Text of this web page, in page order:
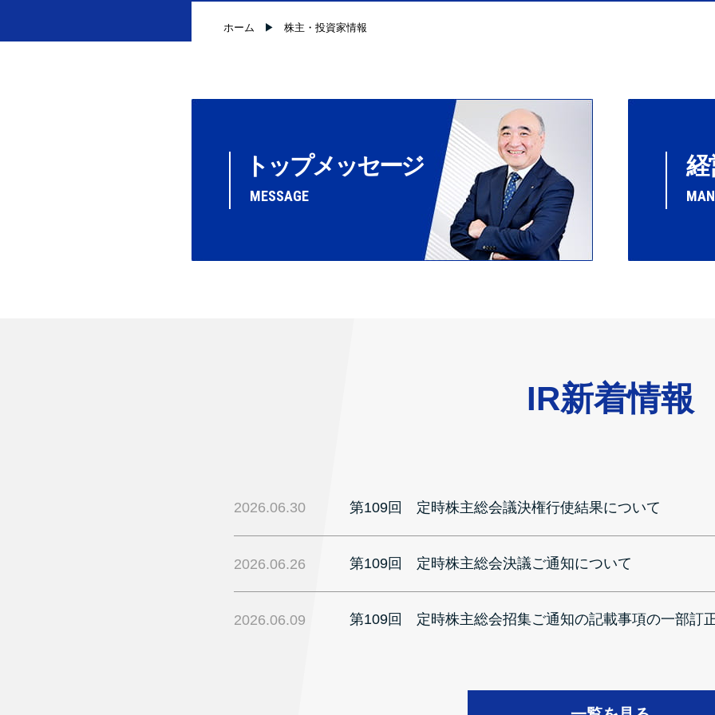
ホーム 株主・投資家情報
トップメッセージ
MESSAGE
経
IR新着情報
2026.06.30 第109回 定時株主総会議決権行使結果について
2026.06.26 第109回 定時株主総会決議ご通知について
2026.06.09 第109回 定時株主総会招集ご通知の記載事項の一部訂